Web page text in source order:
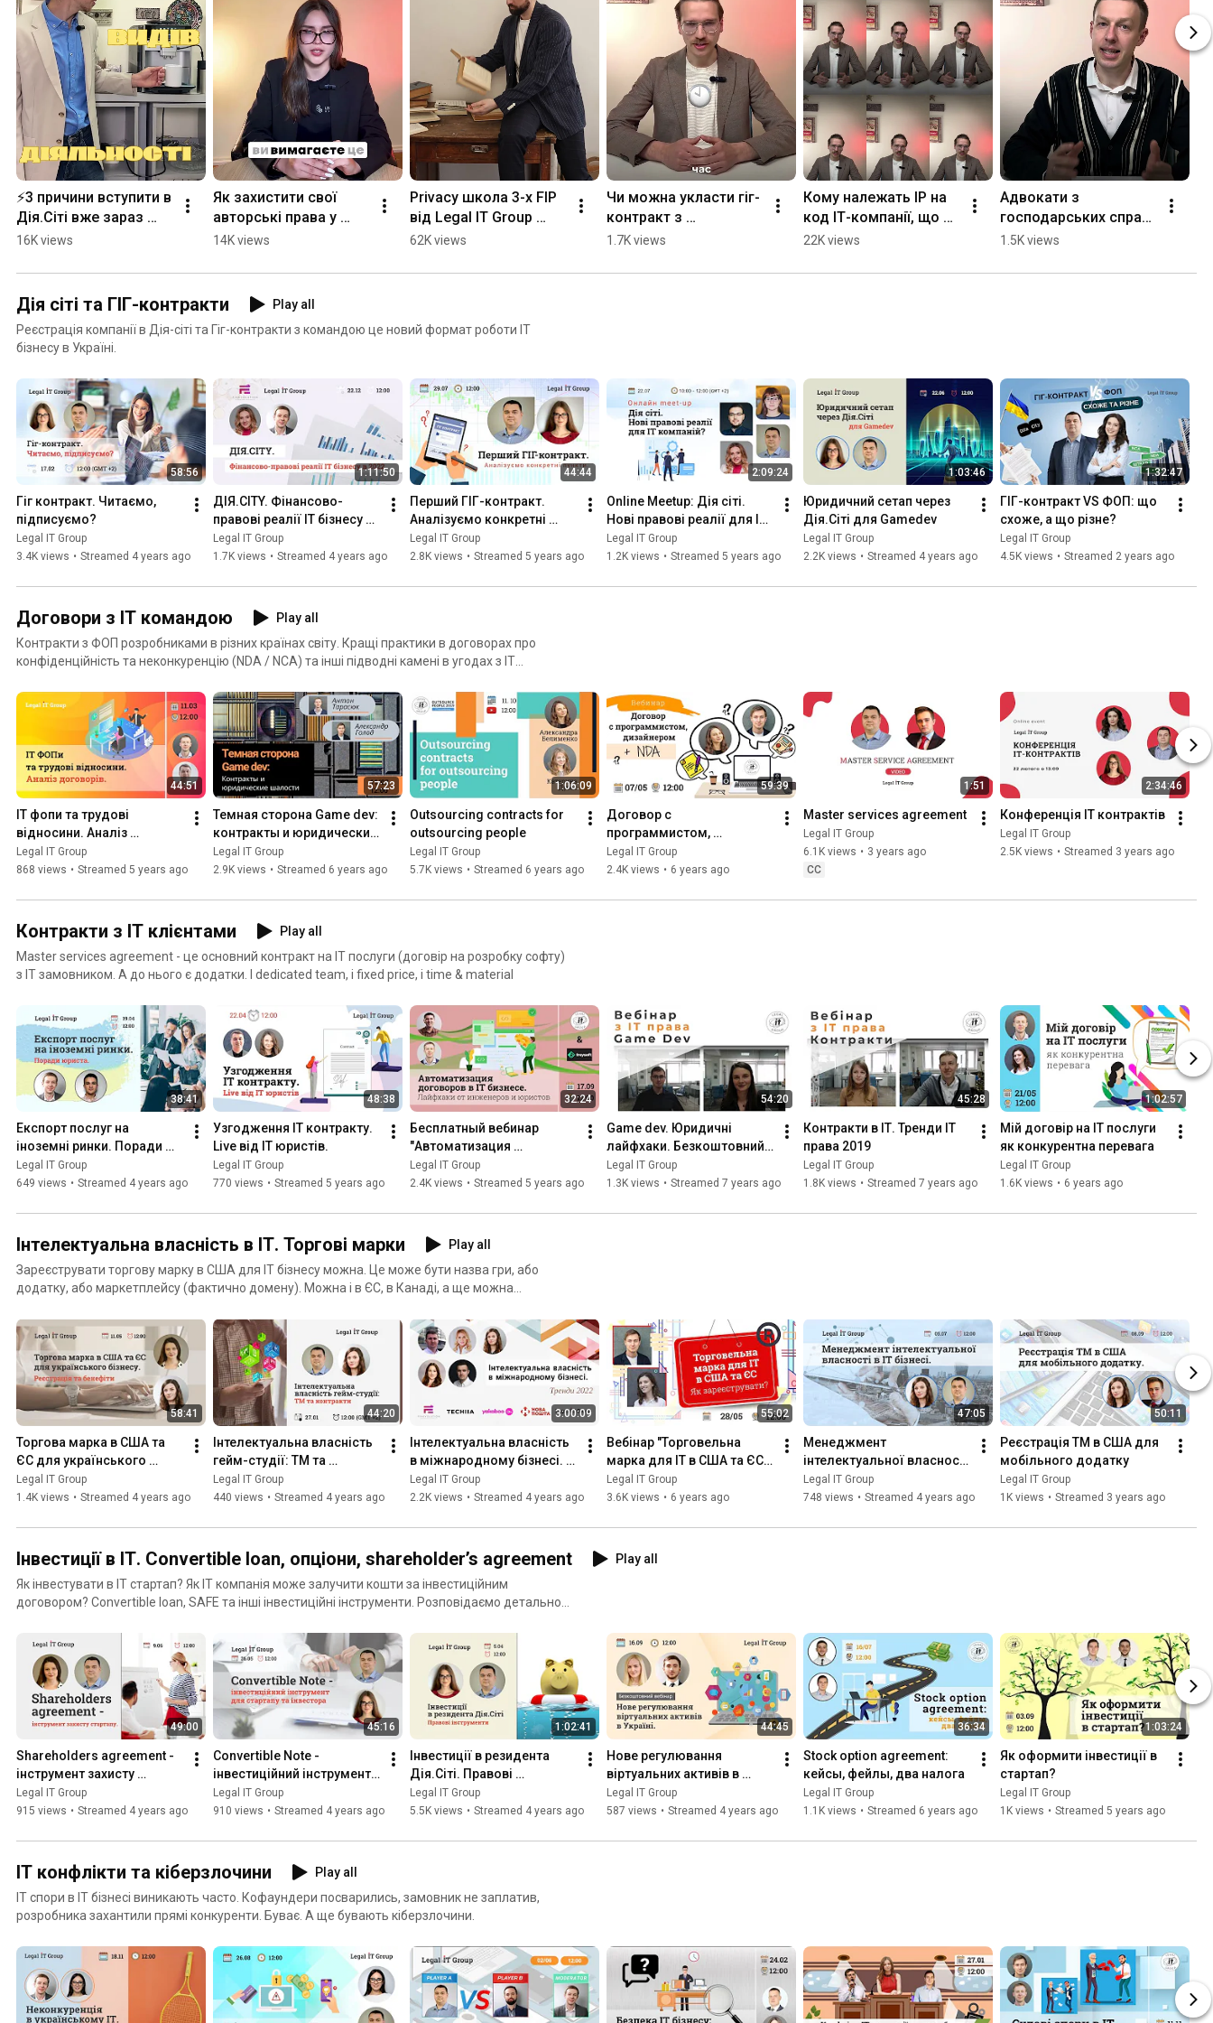
⚡️3 причини вступити в
Дія.Сіті вже зараз
#діясіті #гігконтракт
16K views
Як захистити свої
авторські права у
суді? #адвокат #суд
14K views
Privacy школа 3-х FIP
від Legal IT Group
#gdpr #dataprivacy
62K views
Чи можна укласти гіг-
контракт з
кіберспорстменом? 🤔
#кіберспорт
1.7K views
Кому належать ІР на
код ІТ-компанії, що
створений з ШІ?
22K views
Адвокати з
господарських справ
в ІТ — Legal IT Group
1.5K views
Дія сіті та ГІГ-контракти
Play all
Реєстрація компанії в Дія-сіті та Гіг-контракти з командою це новий формат роботи ІТ
бізнесу в Україні.
58:56
Гіг контракт. Читаємо,
підписуємо?
Legal IT Group
3.4K views • Streamed 4 years ago
1:11:50
ДІЯ.CITY. Фінансово-
правові реалії ІТ бізнесу в
2022
Legal IT Group
1.7K views • Streamed 4 years ago
44:44
Перший ГІГ-контракт.
Аналізуємо конкретні
пункти.
Legal IT Group
2.8K views • Streamed 5 years ago
2:09:24
Online Meetup: Дія сіті.
Нові правові реалії для ІТ
компаній?
Legal IT Group
1.2K views • Streamed 5 years ago
1:03:46
Юридичний сетап через
Дія.Сіті для Gamedev
Legal IT Group
2.2K views • Streamed 4 years ago
1:32:47
ГІГ-контракт VS ФОП: що
cхоже, а що різне?
Legal IT Group
4.5K views • Streamed 2 years ago
Договори з ІТ командою
Play all
Контракти з ФОП розробниками в різних країнах світу. Кращі практики в договорах про
конфіденційність та неконкуренцію (NDA / NCA) та інші підводні камені в угодах з ІТ
44:51
ІТ фопи та трудові
відносини. Аналіз
договорів.
Legal IT Group
868 views • Streamed 5 years ago
57:23
Темная сторона Game dev:
контракты и юридические
шалости
Legal IT Group
2.9K views • Streamed 6 years ago
1:06:09
Outsourcing contracts for
outsourcing people
Legal IT Group
5.7K views • Streamed 6 years ago
59:39
Договор с
программистом,
дизайнером + NDA
Legal IT Group
2.4K views • 6 years ago
1:51
Master services agreement
Legal IT Group
6.1K views • 3 years ago
CC
2:34:46
Конференція ІТ контрактів
Legal IT Group
2.5K views • Streamed 3 years ago
Контракти з ІТ клієнтами
Play all
Master services agreement - це основний контракт на ІТ послуги (договір на розробку софту)
з ІТ замовником. А до нього є додатки. І dedicated team, і fixed price, і time & material
38:41
Експорт послуг на
іноземні ринки. Поради
юриста.
Legal IT Group
649 views • Streamed 4 years ago
48:38
Узгодження ІТ контракту.
Live від ІТ юристів.
Legal IT Group
770 views • Streamed 5 years ago
32:24
Бесплатный вебинар
"Автоматизация
договоров в IT бизнесе.
Лайфхаки от инженеров и
Legal IT Group
2.4K views • Streamed 5 years ago
54:20
Game dev. Юридичні
лайфхаки. Безкоштовний
вебінар.
Legal IT Group
1.3K views • Streamed 7 years ago
45:28
Контракти в ІТ. Тренди ІТ
права 2019
Legal IT Group
1.8K views • Streamed 7 years ago
1:02:57
Мій договір на ІТ послуги
як конкурентна перевага
Legal IT Group
1.6K views • 6 years ago
Інтелектуальна власність в ІТ. Торгові марки
Play all
Зареєструвати торгову марку в США для ІТ бізнесу можна. Це може бути назва гри, або
додатку, або маркетплейсу (фактично домену). Можна і в ЄС, в Канаді, а ще можна
58:41
Торгова марка в США та
ЄС для українського
бізнесу. Реєстрація та
бенефіти
Legal IT Group
1.4K views • Streamed 4 years ago
44:20
Інтелектуальна власність
гейм-студії: ТМ та
контракти
Legal IT Group
440 views • Streamed 4 years ago
3:00:09
Інтелектуальна власність
в міжнародному бізнесі.
Тренди 2022
Legal IT Group
2.2K views • Streamed 4 years ago
55:02
Вебінар "Торговельна
марка для ІТ в США та ЄС.
Як зареєструвати?"
Legal IT Group
3.6K views • 6 years ago
47:05
Менеджмент
інтелектуальної власності
в ІТ бізнесі.
Legal IT Group
748 views • Streamed 4 years ago
50:11
Реєстрація ТМ в США для
мобільного додатку
Legal IT Group
1K views • Streamed 3 years ago
Інвестиції в ІТ. Convertible loan, опціони, shareholder’s agreement
Play all
Як інвестувати в ІТ стартап? Як ІТ компанія може залучити кошти за інвестиційним
договором? Convertible loan, SAFE та інші інвестиційні інструменти. Розповідаємо детально
49:00
Shareholders agreement -
інструмент захисту
стартапу.
Legal IT Group
915 views • Streamed 4 years ago
45:16
Convertible Note -
інвестиційний інструмент
для стартапу та інвестора
Legal IT Group
910 views • Streamed 4 years ago
1:02:41
Інвестиції в резидента
Дія.Сіті. Правові
інструменти
Legal IT Group
5.5K views • Streamed 4 years ago
44:45
Нове регулювання
віртуальних активів в
Україні.
Legal IT Group
587 views • Streamed 4 years ago
36:34
Stock option agreement:
кейсы, фейлы, два налога
Legal IT Group
1.1K views • Streamed 6 years ago
1:03:24
Як оформити інвестиції в
стартап?
Legal IT Group
1K views • Streamed 5 years ago
ІТ конфлікти та кіберзлочини
Play all
ІТ спори в ІТ бізнесі виникають часто. Кофаундери посварились, замовник не заплатив,
розробника захантили прямі конкуренти. Буває. А ще бувають кіберзлочини.